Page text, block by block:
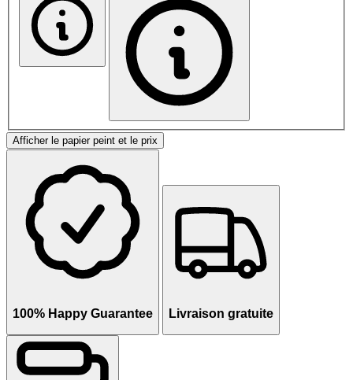
Afficher le papier peint et le prix
100% Happy Guarantee Livraison gratuite